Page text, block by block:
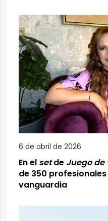
6 de abril de 2026
En el setde Juego de
de 350
vanguardia